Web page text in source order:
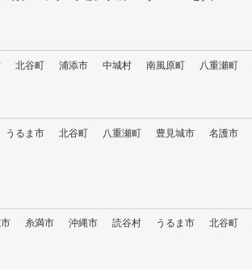
北谷町 浦添市 中城村 南風原町 八重瀬町
うるま市 北谷町 八重瀬町 豊見城市 名護市
糸満市 沖縄市 読谷村 うるま市 北谷町